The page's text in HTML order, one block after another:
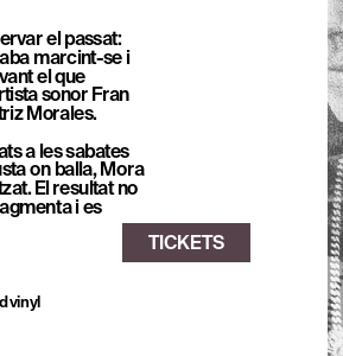
el passat:
marcint-se i
el que
sonor Fran
Morales.
a les sabates
on balla, Mora
El resultat no
i es
vinyl